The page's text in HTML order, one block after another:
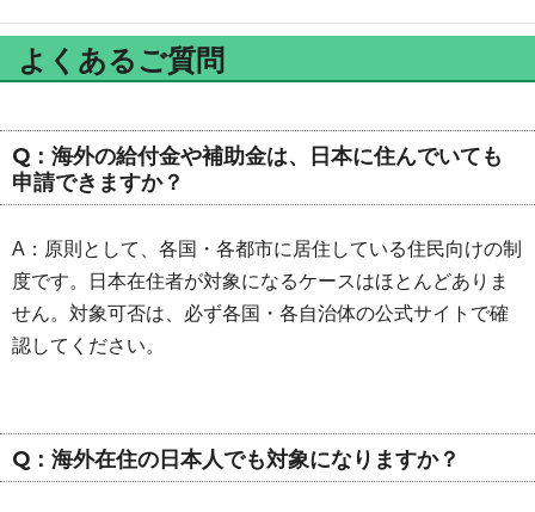
よくあるご質問
Q：海外の給付金や補助金は、日本に住んでいても
申請できますか？
A：原則として、各国・各都市に居住している住民向けの制
度です。日本在住者が対象になるケースはほとんどありま
せん。対象可否は、必ず各国・各自治体の公式サイトで確
認してください。
Q：海外在住の日本人でも対象になりますか？